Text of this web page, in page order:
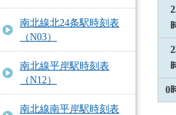
南北線北24条駅時刻表
（N03）
南北線平岸駅時刻表
（N12）
南北線南平岸駅時刻表
0